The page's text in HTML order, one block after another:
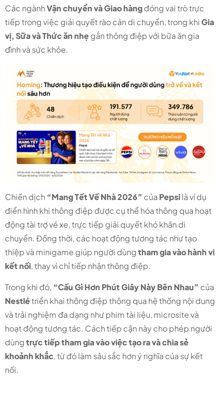
Các ngànhVận chuyển và Giao hàngđóng vai trò trực
tiếp trong việc giải quyết rào cản di chuyển, trong khiGia
vị, Sữa và Thức ăn nhẹgắn thông điệp với bữa ăn gia
đình và sức khỏe.
Chiến dịch “Mang Tết Về Nhà 2026” của Pepsilà ví dụ
điển hình khi thông điệp được cụ thể hóa thông qua hoạt
động tài trợ vé xe, trực tiếp giải quyết khó khăn di
chuyển. Đồng thời, các hoạt động tương tác như tạo
thiệp và minigame giúp người dùngtham gia vào hành vi
kết nối, thay vì chỉ tiếp nhận thông điệp.
Trong khi đó, “Cầu Gì Hơn Phút Giây Này Bên Nhau” của
Nestlétriển khai thông điệp thông qua hệ thống nội dung
và trải nghiệm đa dạng như phim tài liệu, microsite và
hoạt động tương tác. Cách tiếp cận này cho phép người
dùngtrực tiếp tham gia vào việc tạo ra và chia sẻ
khoảnh khắc, từ đó làm sâu sắc hơn ý nghĩa của sự kết
nối.